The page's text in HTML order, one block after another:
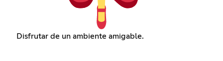
Disfrutar de un ambiente amigable.